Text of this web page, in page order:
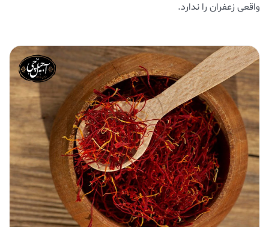
واقعی زعفران را ندارد.